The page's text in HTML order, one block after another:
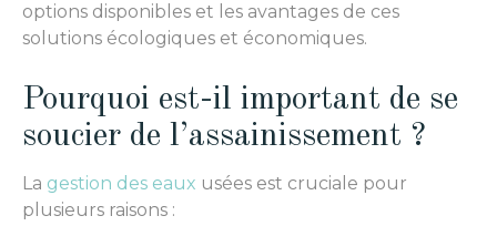
options disponibles et les avantages de ces
solutions écologiques et économiques.
Pourquoi est-il important de se
soucier de l’assainissement ?
La gestion des eaux usées est cruciale pour
plusieurs raisons :